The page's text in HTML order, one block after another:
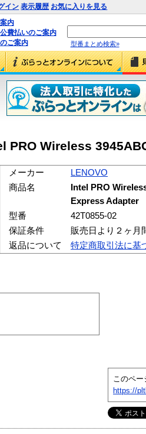
イン 表示履歴 お気に入りを見る
内
費払いのご案内
ご案内
型番まとめ検索»
PRO Wireless
メーカー
LENOVO
商品名
Intel PRO
Express Adapter
型番
42T0855-02
保証条件
販売日より２ヶ月
返品について
特定商取引法に基
このペー
https://